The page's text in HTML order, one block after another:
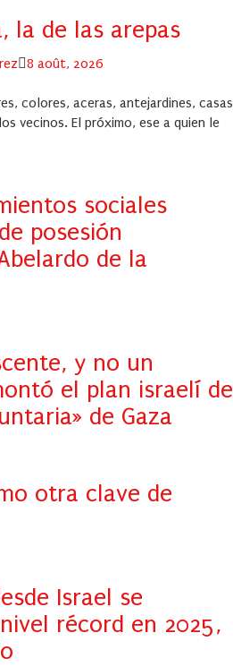
la de las arepas
Posted
8 août, 2026
colores, aceras, antejardines, casas
vecinos. El próximo, ese a quien le
sociales
posesión
de la
y no un
el plan israelí de
de Gaza
otra clave de
Israel se
récord en 2025,